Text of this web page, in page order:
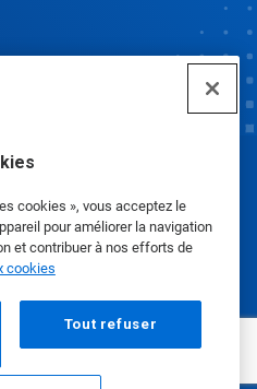
cookies », vous acceptez le
pour améliorer la navigation
et contribuer à nos efforts de
cookies
Tout refuser
sécurité|Politique de
d'utilisation